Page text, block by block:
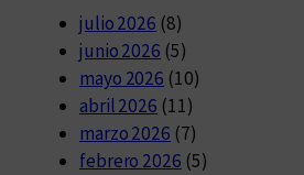
julio 2026 (8)
junio 2026 (5)
mayo 2026 (10)
abril 2026 (11)
marzo 2026 (7)
febrero 2026 (5)